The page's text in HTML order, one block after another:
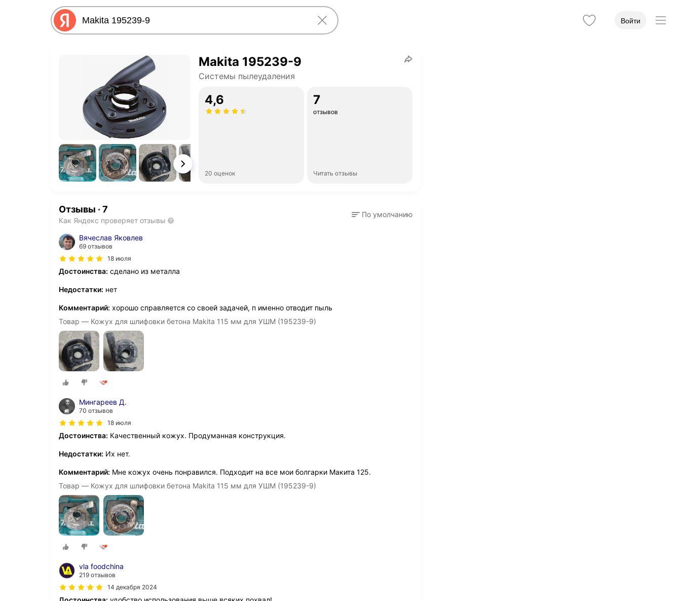
Войти
Makita 195239-9
Системы пылеудаления
4,6
20 оценок
7
отзывов
Читать отзывы
Отзывы · 7
Как Яндекс проверяет отзывы
По умолчанию
Вячеслав Яковлев
69 отзывов
18 июля
Достоинства: сделано из металла
Недостатки: нет
Комментарий: хорошо справляется со своей задачей, п именно отводит пыль
Товар — Кожух для шлифовки бетона Makita 115 мм для УШМ (195239-9)
Мингареев Д.
70 отзывов
18 июля
Достоинства: Качественный кожух. Продуманная конструкция.
Недостатки: Их нет.
Комментарий: Мне кожух очень понравился. Подходит на все мои болгарки Макита 125.
Товар — Кожух для шлифовки бетона Makita 115 мм для УШМ (195239-9)
vla foodchina
219 отзывов
14 декабря 2024